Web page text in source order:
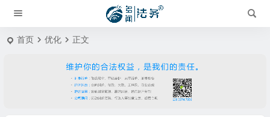
首页 优化 正文